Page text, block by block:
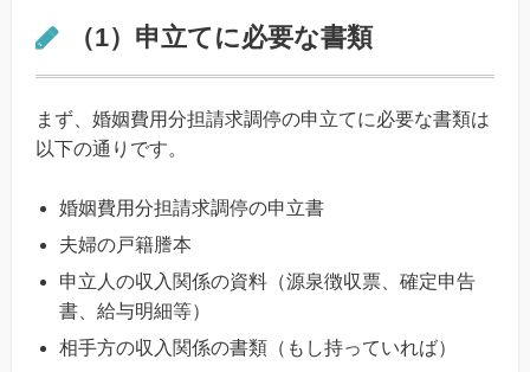
（1）申立てに必要な書類
まず、婚姻費用分担請求調停の申立てに必要な書類は
以下の通りです。
婚姻費用分担請求調停の申立書
夫婦の戸籍謄本
申立人の収入関係の資料（源泉徴収票、確定申告
書、給与明細等）
相手方の収入関係の書類（もし持っていれば）